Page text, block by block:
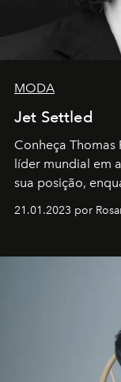
MODA
Jet Settled
Conheça
líder mundial em
sua posição,
em rápida
21.01.2023 por